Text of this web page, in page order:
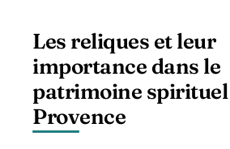
Les reliques et leur
importance dans le
patrimoine spirituel
Provence